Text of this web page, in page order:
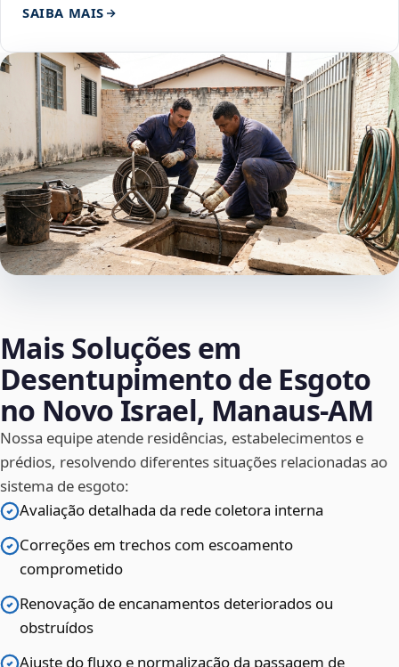
SAIBA MAIS
Mais Soluções em
Desentupimento de Esgoto
no Novo Israel, Manaus‑AM
Nossa equipe atende residências, estabelecimentos e
prédios, resolvendo diferentes situações relacionadas ao
sistema de esgoto:
Avaliação detalhada da rede coletora interna
Correções em trechos com escoamento
comprometido
Renovação de encanamentos deteriorados ou
obstruídos
Ajuste do fluxo e normalização da passagem de